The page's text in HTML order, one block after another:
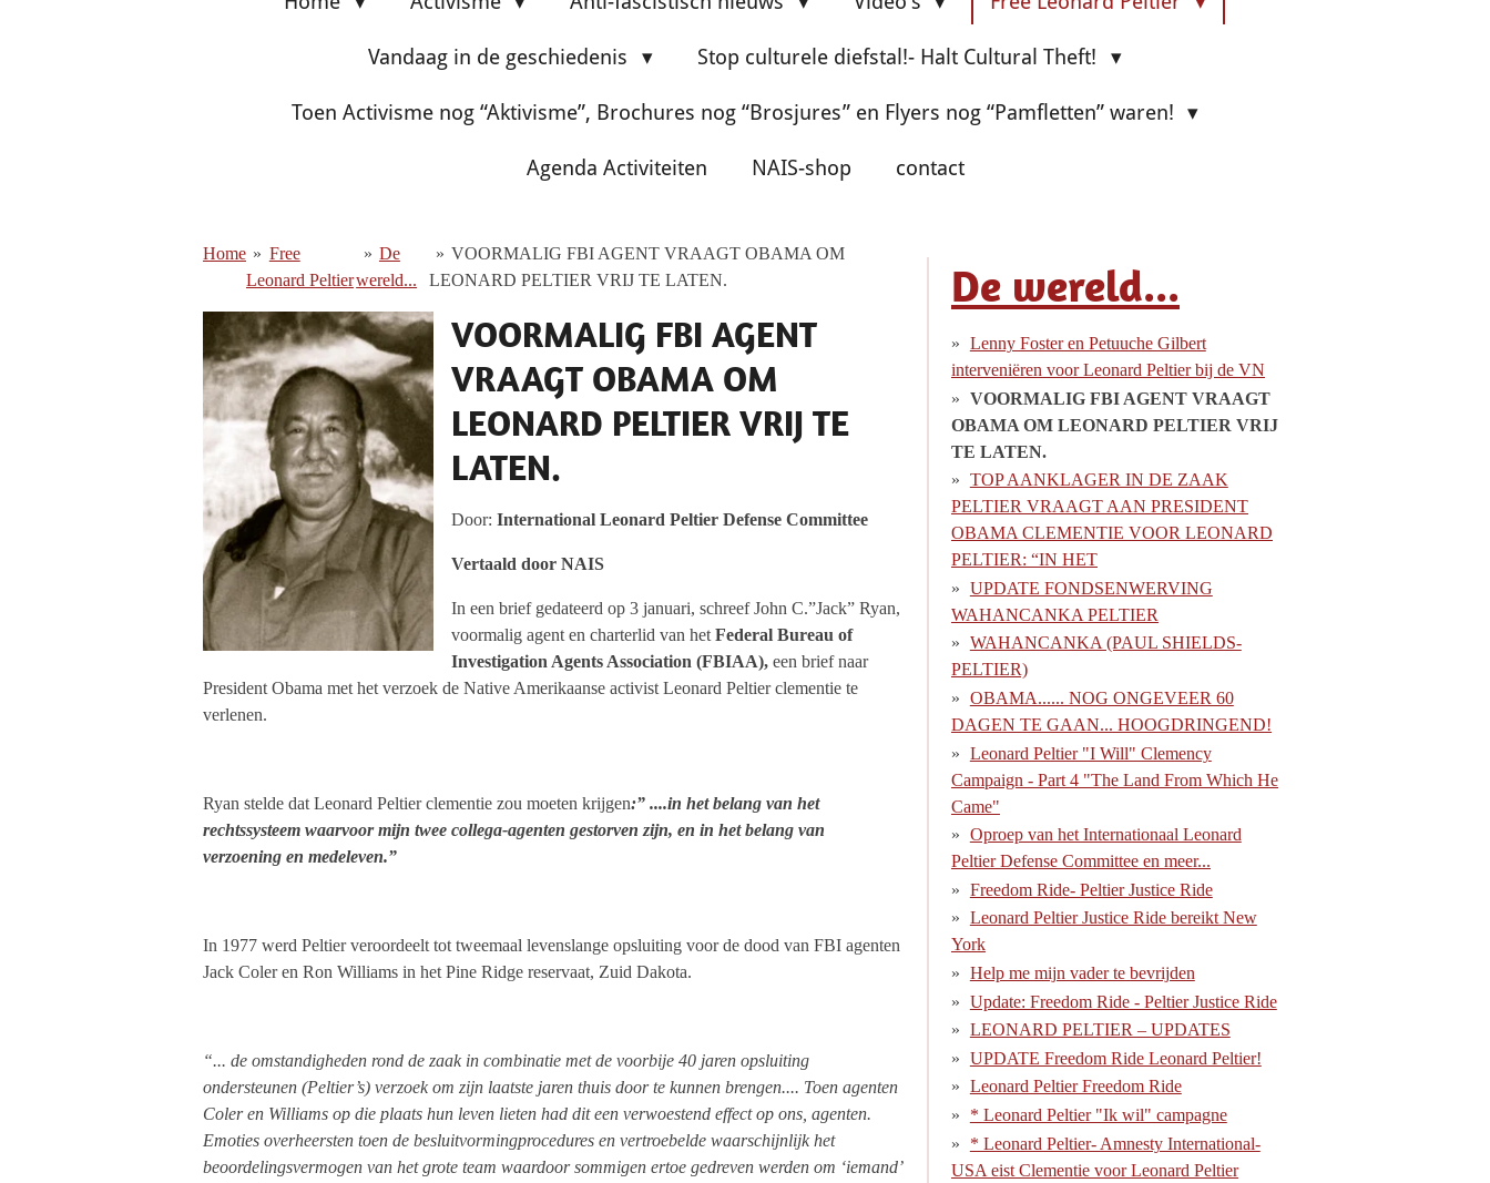
Vandaag in de geschiedenis Stop culturele diefstal!- Halt Cultural Theft!
Toen Activisme nog “Aktivisme”, Brochures nog “Brosjures” en Flyers nog “Pamfletten” waren!
Agenda Activiteiten NAIS-shop contact
Home » Free
Leonard Peltier
» De
wereld...
» VOORMALIG FBI AGENT VRAAGT OBAMA OM
LEONARD PELTIER VRIJ TE LATEN.
VOORMALIG FBI AGENT
VRAAGT OBAMA OM
LEONARD PELTIER VRIJ TE
LATEN.
Door: International Leonard Peltier Defense Committee
Vertaald door NAIS
In een brief gedateerd op 3 januari, schreef John C.”Jack” Ryan,
voormalig agent en charterlid van het Federal Bureau of
Investigation Agents Association (FBIAA), een brief naar
President Obama met het verzoek de Native Amerikaanse activist Leonard Peltier clementie te
verlenen.
Ryan stelde dat Leonard Peltier clementie zou moeten krijgen:” ....in het belang van het
rechtssysteem waarvoor mijn twee collega-agenten gestorven zijn, en in het belang van
verzoening en medeleven.”
In 1977 werd Peltier veroordeelt tot tweemaal levenslange opsluiting voor de dood van FBI agenten
Jack Coler en Ron Williams in het Pine Ridge reservaat, Zuid Dakota.
“... de omstandigheden rond de zaak in combinatie met de voorbije 40 jaren opsluiting
ondersteunen (Peltier’s) verzoek om zijn laatste jaren thuis door te kunnen brengen.... Toen agenten
Coler en Williams op die plaats hun leven lieten had dit een verwoestend effect op ons, agenten.
Emoties overheersten toen de besluitvormingprocedures en vertroebelde waarschijnlijk het
beoordelingsvermogen van het grote team waardoor sommigen ertoe gedreven werden om ‘iemand’
De wereld...
Lenny Foster en Petuuche Gilbert
interveniëren voor Leonard Peltier bij de VN
VOORMALIG FBI AGENT VRAAGT
OBAMA OM LEONARD PELTIER VRIJ
TE LATEN.
TOP AANKLAGER IN DE ZAAK
PELTIER VRAAGT AAN PRESIDENT
OBAMA CLEMENTIE VOOR LEONARD
PELTIER: “IN HET
UPDATE FONDSENWERVING
WAHANCANKA PELTIER
WAHANCANKA (PAUL SHIELDS-
PELTIER)
OBAMA...... NOG ONGEVEER 60
DAGEN TE GAAN... HOOGDRINGEND!
Leonard Peltier "I Will" Clemency
Campaign - Part 4 "The Land From Which He
Came"
Oproep van het Internationaal Leonard
Peltier Defense Committee en meer...
Freedom Ride- Peltier Justice Ride
Leonard Peltier Justice Ride bereikt New
York
Help me mijn vader te bevrijden
Update: Freedom Ride - Peltier Justice Ride
LEONARD PELTIER – UPDATES
UPDATE Freedom Ride Leonard Peltier!
Leonard Peltier Freedom Ride
* Leonard Peltier "Ik wil" campagne
* Leonard Peltier- Amnesty International-
USA eist Clementie voor Leonard Peltier